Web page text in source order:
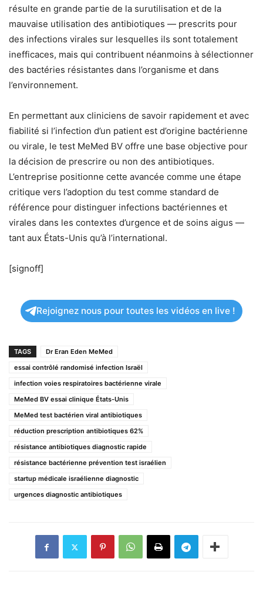
résulte en grande partie de la surutilisation et de la
mauvaise utilisation des antibiotiques — prescrits pour
des infections virales sur lesquelles ils sont totalement
inefficaces, mais qui contribuent néanmoins à sélectionner
des bactéries résistantes dans l’organisme et dans
l’environnement.
En permettant aux cliniciens de savoir rapidement et avec
fiabilité si l’infection d’un patient est d’origine bactérienne
ou virale, le test MeMed BV offre une base objective pour
la décision de prescrire ou non des antibiotiques.
L’entreprise positionne cette avancée comme une étape
critique vers l’adoption du test comme standard de
référence pour distinguer infections bactériennes et
virales dans les contextes d’urgence et de soins aigus —
tant aux États-Unis qu’à l’international.
[signoff]
Rejoignez nous pour toutes les vidéos en live !
TAGS
Dr Eran Eden MeMed
essai contrôlé randomisé infection Israël
infection voies respiratoires bactérienne virale
MeMed BV essai clinique États-Unis
MeMed test bactérien viral antibiotiques
réduction prescription antibiotiques 62%
résistance antibiotiques diagnostic rapide
résistance bactérienne prévention test israélien
startup médicale israélienne diagnostic
urgences diagnostic antibiotiques